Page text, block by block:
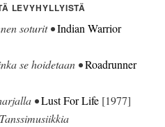
LEVYHYLLYISTÄ
soturit •Indian Warrior
se hoidetaan •Roadrunner
•Lust For Life [1977]